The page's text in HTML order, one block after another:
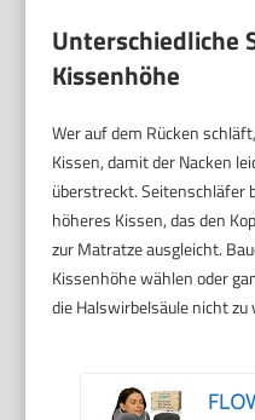
Unterschiedliche
Kissenhöhe
Wer auf dem Rücken
Kissen, damit der Nacken
überstreckt. Seitenschläfer
höheres Kissen, das den
zur Matratze ausgleicht.
Kissenhöhe wählen oder
die Halswirbelsäule nicht zu